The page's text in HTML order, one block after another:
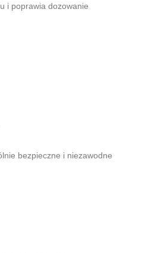
i poprawia dozowanie
bezpieczne i niezawodne